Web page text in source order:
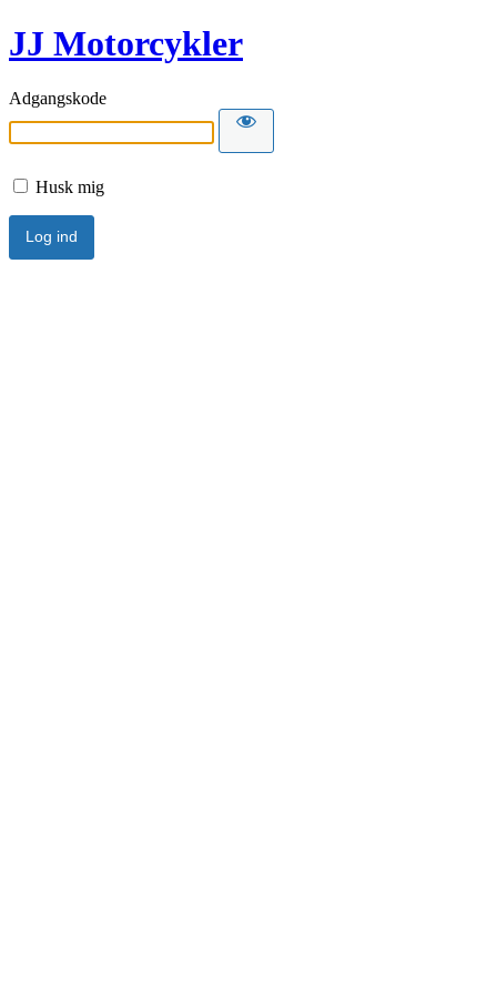
JJ Motorcykler
Adgangskode
Husk mig